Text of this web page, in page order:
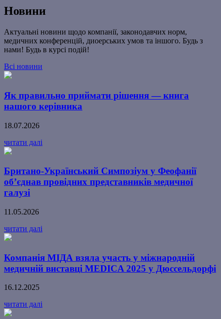
Новини
Актуальні новини щодо компанії, законодавчих норм,
медичних конференцій, диоерських умов та іншого. Будь з
нами! Будь в курсі подій!
Всі новини
Як правильно приймати рішення — книга
нашого керівника
18.07.2026
читати далі
Британо-Український Симпозіум у Феофанії
об’єднав провідних представників медичної
галузі
11.05.2026
читати далі
Компанія МІДА взяла участь у міжнародній
медичній виставці MEDICA 2025 у Дюссельдорфі
16.12.2025
читати далі